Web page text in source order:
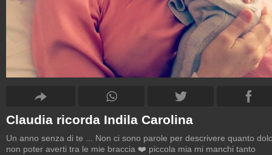
Claudia ricorda Indila Carolina
Un anno senza di te ... Non ci sono parole per descrivere quanto
non poter averti tra le mie braccia ❤️ piccola mia mi manchi tanto